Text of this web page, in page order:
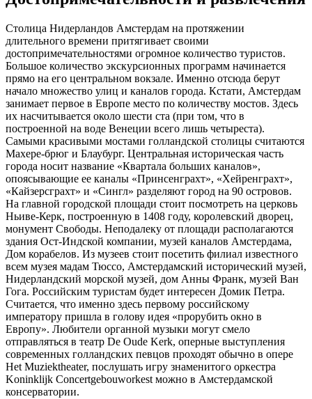
Столица Нидерландов Амстердам на протяжении
длительного времени притягивает своими
достопримечательностями огромное количество туристов.
Большое количество экскурсионных программ начинается
прямо на его центральном вокзале. Именно отсюда берут
начало множество улиц и каналов города. Кстати, Амстердам
занимает первое в Европе место по количеству мостов. Здесь
их насчитывается около шести ста (при том, что в
построенной на воде Венеции всего лишь четыреста).
Самыми красивыми мостами голландской столицы считаются
Махере-брюг и Блаубург. Центральная историческая часть
города носит название «Квартала больших каналов»,
опоясывающие ее каналы «Принсенграхт», «Хейренграхт»,
«Кайзерсграхт» и «Сингл» разделяют город на 90 островов.
На главной городской площади стоит посмотреть на церковь
Ньиве-Керк, построенную в 1408 году, королевский дворец,
монумент Свободы. Неподалеку от площади располагаются
здания Ост-Индской компании, музей каналов Амстердама,
Дом корабелов. Из музеев стоит посетить филиал известного
всем музея мадам Тюссо, Амстердамский исторический музей,
Нидерландский морской музей, дом Анны Франк, музей Ван
Гога. Российским туристам будет интересен Домик Петра.
Считается, что именно здесь первому российскому
императору пришла в голову идея «прорубить окно в
Европу». Любители органной музыки могут смело
отправляться в театр De Oude Kerk, оперные выступления
современных голландских певцов проходят обычно в опере
Het Muziektheater, послушать игру знаменитого оркестра
Koninklijk Concertgebouworkest можно в Амстердамской
консерватории.